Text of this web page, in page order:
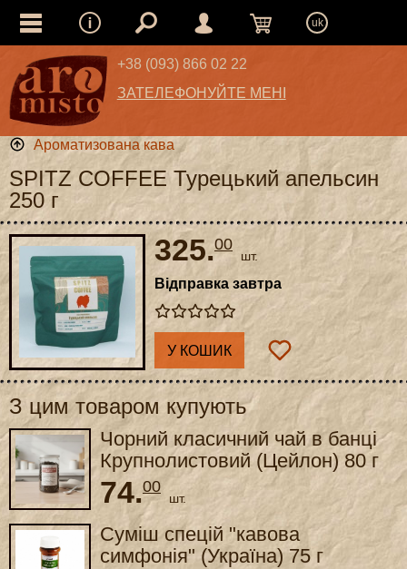
uk
+38 (093) 866 02 22
ЗАТЕЛЕФОНУЙТЕ МЕНІ
Ароматизована кава
SPITZ COFFEE Турецький апельсин
250 г
325.00
шт.
Відправка завтра
У КОШИК
З цим товаром купують
Чорний класичний чай в банці
Крупнолистовий (Цейлон) 80 г
74.00
шт.
Суміш спецій "кавова
симфонія" (Україна) 75 г